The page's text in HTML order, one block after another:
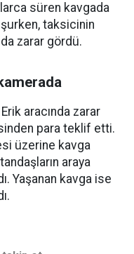
süren kavgada
taksicinin
da zarar gördü.
aracında zarar
para teklif etti.
üzerine kavga
araya
Yaşanan kavga ise